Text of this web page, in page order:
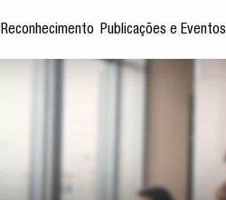
Reconhecimento Publicações e Eventos